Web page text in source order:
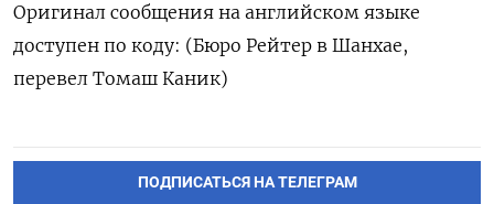
Оригинал сообщения на английском языке
доступен по коду: (Бюро Рейтер в Шанхае,
перевел Томаш Каник)
ПОДПИСАТЬСЯ НА ТЕЛЕГРАМ